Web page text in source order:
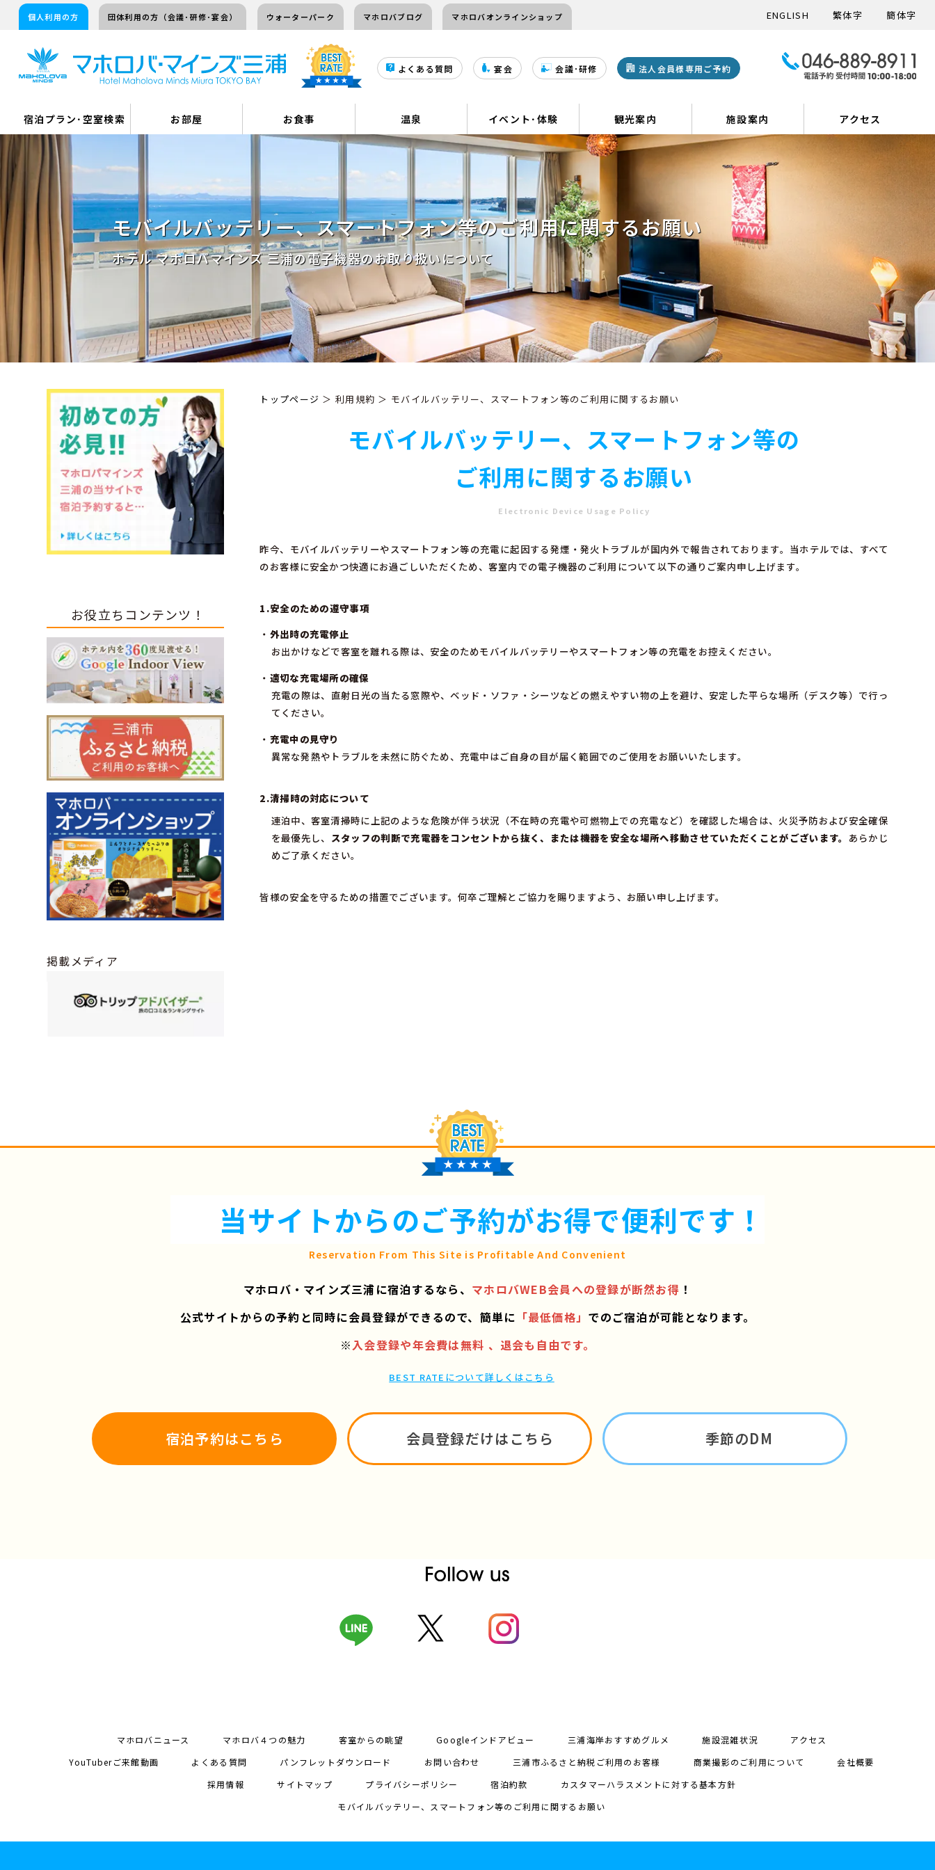
個人利用の方 団体利用の方（会議･研修･宴会） ウォーターパーク マホロバブログ マホロバオンラインショップ ENGLISH 繁体字 簡体字
よくある質問 宴会 会議･研修 法人会員様専用ご予約
宿泊プラン･空室検索 お部屋 お食事 温泉 イベント･体験 観光案内 施設案内 アクセス
モバイルバッテリー、スマートフォン等のご利用に関するお願い
ホテル マホロバマインズ 三浦の電子機器のお取り扱いについて
トップページ ＞ 利用規約 ＞ モバイルバッテリー、スマートフォン等のご利用に関するお願い
モバイルバッテリー、 スマートフォン等の
ご利用に関するお願い
Electronic Device Usage Policy
昨今、モバイルバッテリーやスマートフォン等の充電に起因する発煙・発火トラブルが国内外で報告されております。当ホテルでは、すべて
のお客様に安全かつ快適にお過ごしいただくため、客室内での電子機器のご利用について以下の通りご案内申し上げます。
1.安全のための遵守事項
・ 外出時の充電停止
お出かけなどで客室を離れる際は、安全のためモバイルバッテリーやスマートフォン等の充電をお控えください。
・ 適切な充電場所の確保
充電の際は、直射日光の当たる窓際や、ベッド・ソファ・シーツなどの燃えやすい物の上を避け、安定した平らな場所（デスク等）で行っ
てください。
・ 充電中の見守り
異常な発熱やトラブルを未然に防ぐため、充電中はご自身の目が届く範囲でのご使用をお願いいたします。
2.清掃時の対応について
連泊中、客室清掃時に上記のような危険が伴う状況（不在時の充電や可燃物上での充電など）を確認した場合は、火災予防および安全確保
を最優先し、 スタッフの判断で充電器をコンセントから抜く、または機器を安全な場所へ移動させていただくことがございます。 あらかじ
めご了承ください。
皆様の安全を守るための措置でございます。何卒ご理解とご協力を賜りますよう、お願い申し上げます。
お役立ちコンテンツ！
掲載メディア
当サイトからのご予約がお得で便利です！
Reservation From This Site is Profitable And Convenient
マホロバ・マインズ三浦に宿泊するなら、 マホロバWEB会員への登録が断然お得 ！
公式サイトからの予約と同時に会員登録ができるので、 簡単に 「最低価格」 でのご宿泊が可能となります。
※入会登録や年会費は無料 、退会も自由です。
BEST RATEについて詳しくはこちら
宿泊予約はこちら 会員登録だけはこちら 季節のDM
マホロバニュース マホロバ４つの魅力 客室からの眺望 Googleインドアビュー 三浦海岸おすすめグルメ 施設混雑状況
アクセス
YouTuberご来館動画
よくある質問 パンフレットダウンロード お問い合わせ 三浦市ふるさと納税ご利用のお客様 商業撮影のご利用について
会社概要
採用情報
サイトマップ プライバシーポリシー 宿泊約款
カスタマーハラスメントに対する基本方針
モバイルバッテリー、スマートフォン等のご利用に関するお願い